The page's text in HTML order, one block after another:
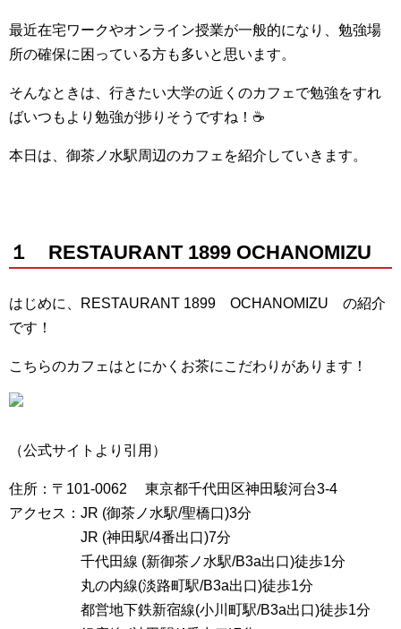
最近在宅ワークやオンライン授業が一般的になり、勉強場
所の確保に困っている方も多いと思います。
そんなときは、行きたい大学の近くのカフェで勉強をすれ
ばいつもより勉強が捗りそうですね！☕
本日は、御茶ノ水駅周辺のカフェを紹介していきます。
１ RESTAURANT 1899 OCHANOMIZU
はじめに、RESTAURANT 1899 OCHANOMIZU の紹介
です！
こちらのカフェはとにかくお茶にこだわりがあります！
（公式サイトより引用）
住所：〒101-0062 東京都千代田区神田駿河台3-4
アクセス：JR (御茶ノ水駅/聖橋口)3分
JR (神田駅/4番出口)7分
千代田線 (新御茶ノ水駅/B3a出口)徒歩1分
丸の内線(淡路町駅/B3a出口)徒歩1分
都営地下鉄新宿線(小川町駅/B3a出口)徒歩1分